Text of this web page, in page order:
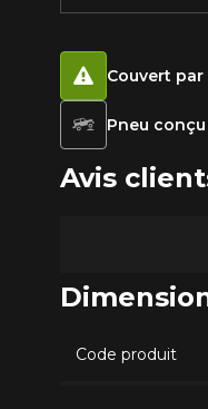
Couvert
Pneu
Avis
Code produit